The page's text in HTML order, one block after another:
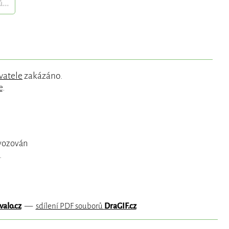
zakázáno.
.
.
— sdílení PDF souborů DraGIF.cz